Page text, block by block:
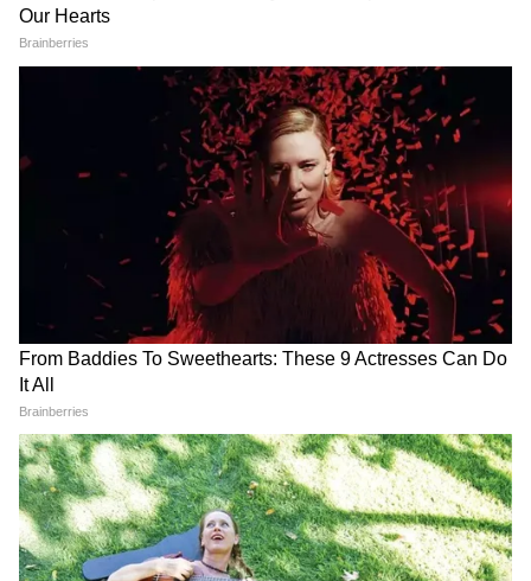
पानी? खुल गया सबसे बड़ा राज